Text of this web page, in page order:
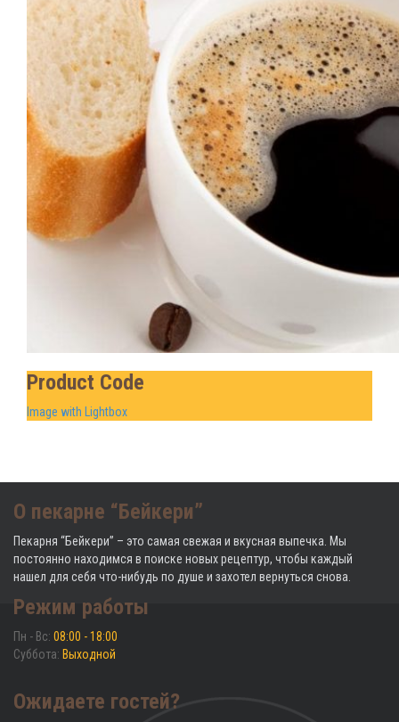
Product Code
Image with Lightbox
О пекарне “Бейкери”
Пекарня “Бейкери” – это cамая свежая и вкусная выпечка. Мы
постоянно находимся в поиске новых рецептур, чтобы каждый
нашел для себя что-нибудь по душе и захотел вернуться снова.
Режим работы
Пн - Вс: 08:00 - 18:00
Суббота: Выходной
Ожидаете гостей?